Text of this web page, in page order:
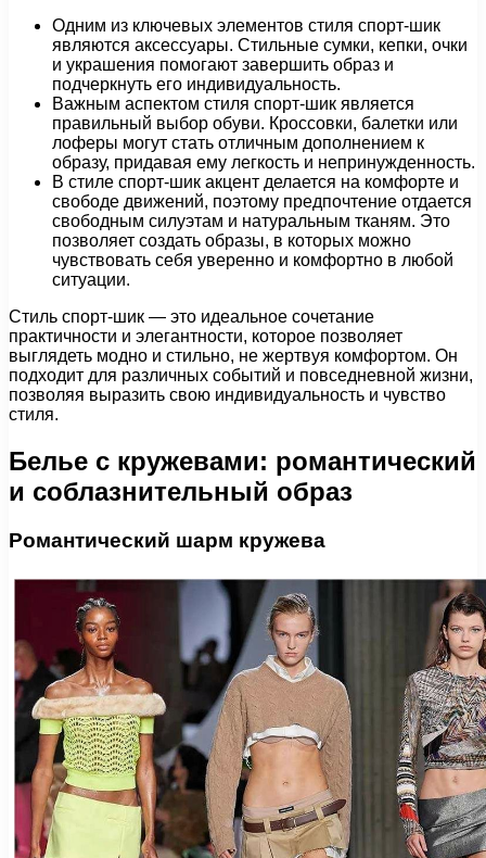
Одним из ключевых элементов стиля спорт-шик
являются аксессуары. Стильные сумки, кепки, очки
и украшения помогают завершить образ и
подчеркнуть его индивидуальность.
Важным аспектом стиля спорт-шик является
правильный выбор обуви. Кроссовки, балетки или
лоферы могут стать отличным дополнением к
образу, придавая ему легкость и непринужденность.
В стиле спорт-шик акцент делается на комфорте и
свободе движений, поэтому предпочтение отдается
свободным силуэтам и натуральным тканям. Это
позволяет создать образы, в которых можно
чувствовать себя уверенно и комфортно в любой
ситуации.
Стиль спорт-шик — это идеальное сочетание
практичности и элегантности, которое позволяет
выглядеть модно и стильно, не жертвуя комфортом. Он
подходит для различных событий и повседневной жизни,
позволяя выразить свою индивидуальность и чувство
стиля.
Белье с кружевами: романтический
и соблазнительный образ
Романтический шарм кружева